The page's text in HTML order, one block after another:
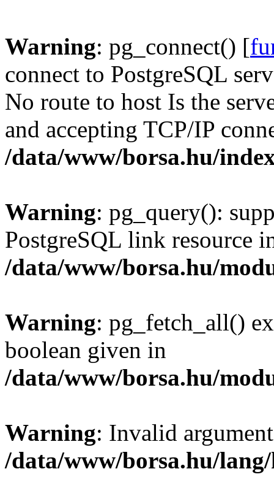
Warning: pg_connect() [
connect to PostgreSQL
No route to host Is the
and accepting TCP/IP
/data/www/borsa.hu/
Warning: pg_query():
PostgreSQL link resource
/data/www/borsa.hu/
Warning: pg_fetch_all()
boolean given in
/data/www/borsa.hu/
Warning: Invalid
/data/www/borsa.hu/